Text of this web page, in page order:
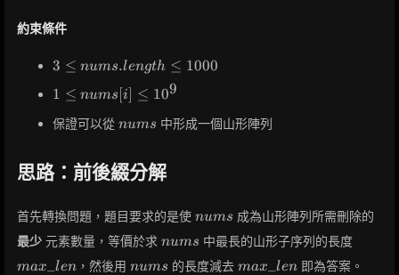
約束條件
3 \leq
\leq 1000
3 ≤ nums.length ≤ 1000
1 \leq
\leq
1 ≤ nums [i ≤ 109
保證可以從 nums
nums 中形成一個山形陣列
思路：前後綴分解
首先轉換問題，題目要求的是使 nums
nums 成為山形陣列所需刪除的
最少 元素數量，等價於求 nums
nums 中最長的山形子序列的長度
max len，然後用 nums
nums 的長度減去 max\_len
max len即為答案。